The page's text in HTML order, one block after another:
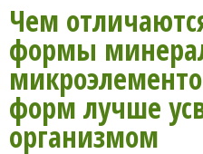
Чем
формы
форм лучше
организмом